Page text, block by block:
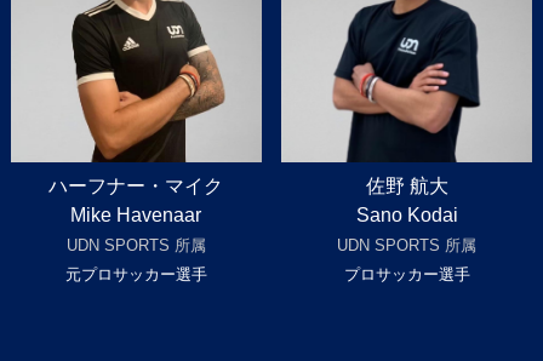
ハーフナー・マイク
Mike Havenaar
UDN SPORTS 所属
元プロサッカー選手
佐野 航大
Sano Kodai
UDN SPORTS 所属
プロサッカー選手